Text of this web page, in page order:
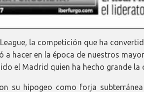
la competición que ha
hacer en la época de nuestros
el Madrid quien ha hecho grande la
su hipogeo como forja